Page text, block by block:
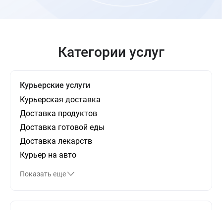
Категории услуг
Курьерские услуги
Курьерская доставка
Доставка продуктов
Доставка готовой еды
Доставка лекарств
Курьер на авто
Показать еще